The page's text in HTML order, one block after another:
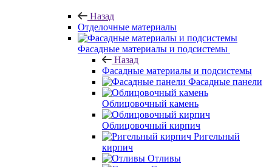
Назад
Отделочные материалы
Фасадные материалы и подсистемы
Назад
Фасадные материалы и подсистемы
Фасадные панели
Облицовочный камень
Облицовочный кирпич
Ригельный
кирпич
Отливы